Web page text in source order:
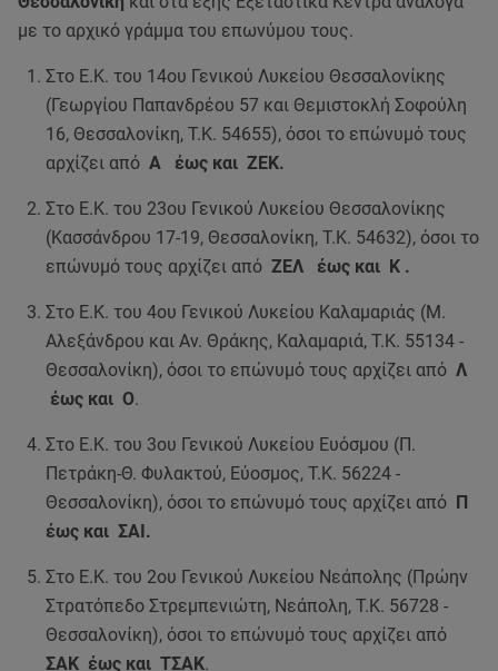
με το αρχικό γράμμα του επωνύμου τους.
Στο Ε.Κ. του 14ου Γενικού Λυκείου Θεσσαλονίκης
(Γεωργίου Παπανδρέου 57 και Θεμιστοκλή Σοφούλη
16, Θεσσαλονίκη, Τ.Κ. 54655), όσοι το επώνυμό τους
αρχίζει από Α έως και ΖΕΚ.
Στο Ε.Κ. του 23ου Γενικού Λυκείου Θεσσαλονίκης
(Κασσάνδρου 17-19, Θεσσαλονίκη, Τ.Κ. 54632), όσοι το
επώνυμό τους αρχίζει από ΖΕΛ έως και Κ .
Στο Ε.Κ. του 4ου Γενικού Λυκείου Καλαμαριάς (Μ.
Αλεξάνδρου και Αν. Θράκης, Καλαμαριά, Τ.Κ. 55134 -
Θεσσαλονίκη), όσοι το επώνυμό τους αρχίζει από Λ
έως και Ο.
Στο Ε.Κ. του 3ου Γενικού Λυκείου Ευόσμου (Π.
Πετράκη-Θ. Φυλακτού, Εύοσμος, Τ.Κ. 56224 -
Θεσσαλονίκη), όσοι το επώνυμό τους αρχίζει από Π
έως και ΣΑΙ.
Στο Ε.Κ. του 2ου Γενικού Λυκείου Νεάπολης (Πρώην
Στρατόπεδο Στρεμπενιώτη, Νεάπολη, Τ.Κ. 56728 -
Θεσσαλονίκη), όσοι το επώνυμό τους αρχίζει από
ΣΑΚ έως και ΤΣΑΚ.